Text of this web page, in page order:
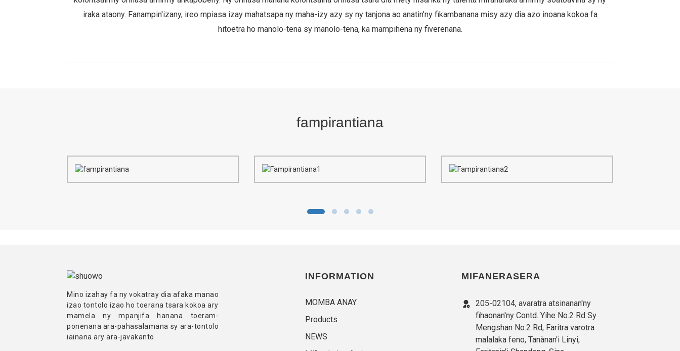
iraka ataony. Fanampin'izany, ireo mpiasa izay mahatsapa ny maha-izy azy sy ny tanjona ao anatin'ny fikambanana misy azy dia azo inoana kokoa fa
hitoetra ho manolo-tena sy manolo-tena, ka mampihena ny fiverenana.
fampirantiana
Mino izahay fa ny vokatray dia afaka manao
izao tontolo izao ho toerana tsara kokoa ary
mamela ny mpanjifa hanana toeram-
ponenana ara-pahasalamana sy ara-tontolo
iainana ary ara-javakanto.
INFORMATION
MOMBA ANAY
Products
NEWS
MIFANERASERA
205-02104, avaratra atsinanan'ny
fihaonan'ny Contd. Yihe No.2 Rd Sy
Mengshan No.2 Rd, Faritra varotra
malalaka feno, Tanànan'i Linyi,